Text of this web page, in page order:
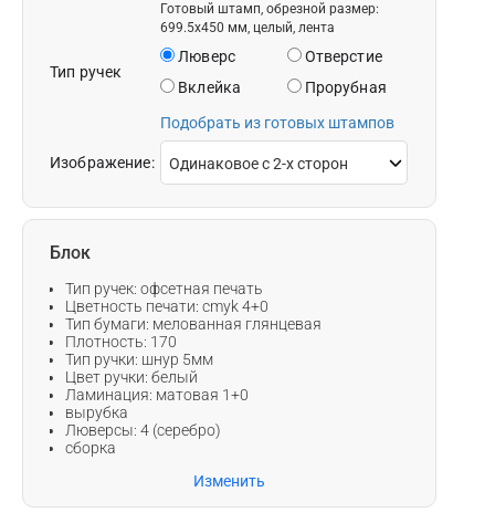
Готовый штамп, обрезной размер:
699.5x450 мм, целый, лента
Тип ручек
Люверс
Отверстие
Вклейка
Прорубная
Подобрать из готовых штампов
Изображение:
Блок
Тип ручек: офсетная печать
Цветность печати: cmyk 4+0
Тип бумаги: мелованная глянцевая
Плотность: 170
Тип ручки: шнур 5мм
Цвет ручки: белый
Ламинация: матовая 1+0
вырубка
Люверсы: 4 (серебро)
сборка
Офсетная печать
Шелкотрафаретная печать
Изменить